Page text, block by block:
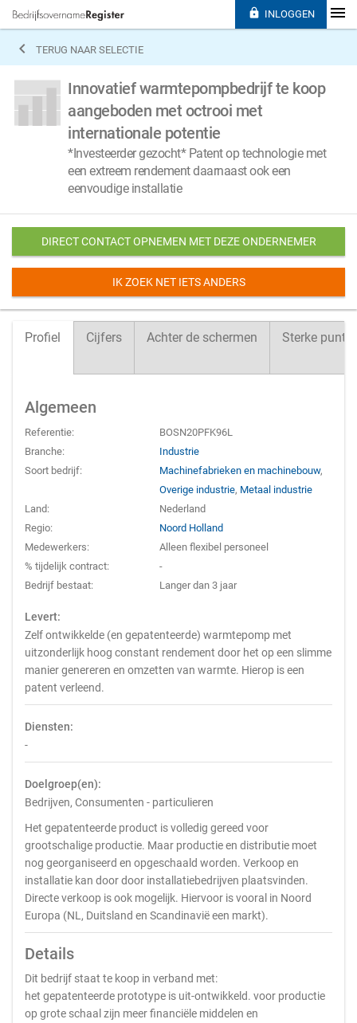
 TERUG NAAR SELECTIE
Innovatief warmtepompbedrijf te koop
aangeboden met octrooi met
internationale potentie
*Investeerder gezocht* Patent op technologie met
een extreem rendement daarnaast ook een
eenvoudige installatie
DIRECT CONTACT OPNEMEN MET DEZE ONDERNEMER
IK ZOEK NET IETS ANDERS
Profiel Cijfers Achter de schermen Sterke
Algemeen
Referentie:
BOSN20PFK96L
Branche:
Industrie
Soort bedrijf:
Machinefabrieken en machinebouw,
Overige industrie, Metaal industrie
Land:
Nederland
Regio:
Noord Holland
Medewerkers:
Alleen flexibel personeel
% tijdelijk contract:
-
Bedrijf bestaat:
Langer dan 3 jaar
Levert:
Zelf ontwikkelde (en gepatenteerde) warmtepomp met
uitzonderlijk hoog constant rendement door het op een slimme
manier genereren en omzetten van warmte. Hierop is een
patent verleend.
Diensten:
-
Doelgroep(en):
Bedrijven, Consumenten - particulieren
Het gepatenteerde product is volledig gereed voor
grootschalige productie. Maar productie en distributie moet
nog georganiseerd en opgeschaald worden. Verkoop en
installatie kan door door installatiebedrijven plaatsvinden.
Directe verkoop is ook mogelijk. Hiervoor is vooral in Noord
Europa (NL, Duitsland en Scandinavië een markt).
Details
Dit bedrijf staat te koop in verband met:
het gepatenteerde prototype is uit-ontwikkeld. voor productie
op grote schaal zijn meer financiële middelen en
 INLOGGEN